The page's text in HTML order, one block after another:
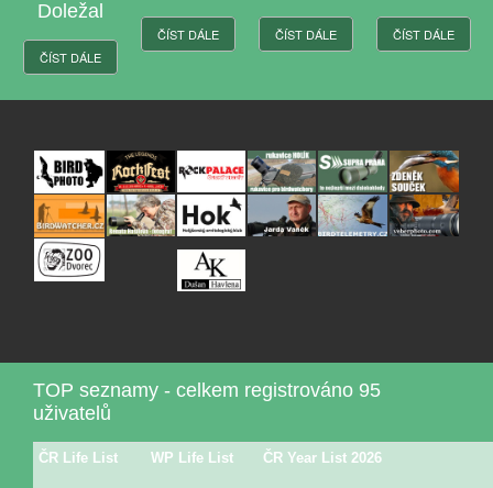
ČÍST DÁLE
ČÍST DÁLE ČÍST DÁLE ČÍST DÁLE
TOP seznamy - celkem registrováno 95
uživatelů
ČR Life List WP Life List ČR Year List 2026